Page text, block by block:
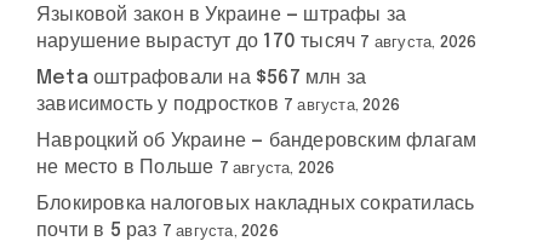
Языковой закон в Украине — штрафы за
нарушение вырастут до 170 тысяч 7 августа, 2026
Meta оштрафовали на $567 млн за
зависимость у подростков 7 августа, 2026
Навроцкий об Украине — бандеровским флагам
не место в Польше 7 августа, 2026
Блокировка налоговых накладных сократилась
почти в 5 раз 7 августа, 2026